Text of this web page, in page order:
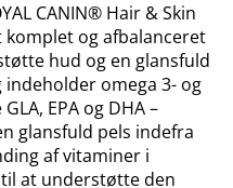
CANIN® Hair & Skin
og afbalanceret
hud og en glansfuld
omega 3- og
EPA og DHA –
glansfuld pels indefra
af vitaminer i
at understøtte den